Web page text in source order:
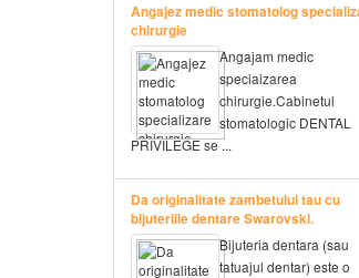
Angajez medic stomatolog
chirurgie
Angajam medic
speciaizarea
chirurgie.Cabinetul
stomatologic DENTAL
PRIVILEGE se ...
Da originalitate zambetului tau cu
bijuteriile dentare Swarovski.
Bijuteria dentara (sau
tatuajul dentar) este o